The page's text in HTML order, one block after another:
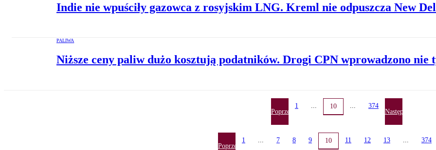
Indie nie wpuściły gazowca z rosyjskim LNG. Kreml nie odpuszcza New
PALIWA
Niższe ceny paliw dużo kosztują podatników. Drogi CPN wprowadzono nie
Poprzednia
1 ... 10 ... 374
Następna
Poprzednia
1 ... 7 8 9 10 11 12 13 ... 374